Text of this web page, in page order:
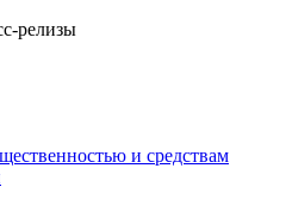
релизы
и средствам